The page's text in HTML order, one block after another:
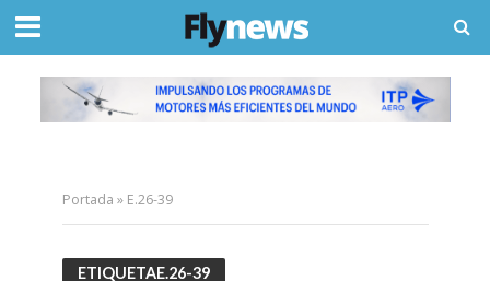
Portada » E.26-39
ETIQUETAE.26-39